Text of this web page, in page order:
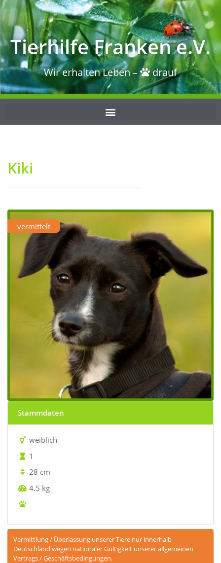
Tierhilfe Franken e.V.
Wir erhalten Leben – drauf
Kiki
vermittelt
Stammdaten
weiblich
1
28 cm
4.5 kg
Vermittlung / Überlassung unserer Tiere nur innerhalb
Deutschland wegen nationaler Gültigkeit unserer allgemeinen
Vertrags / Geschäftsbedingungen.